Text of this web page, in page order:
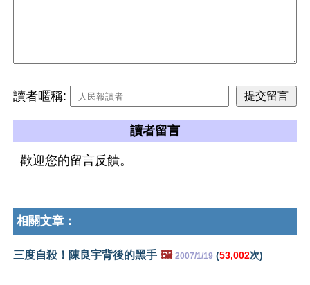
讀者暱稱:
讀者留言
歡迎您的留言反饋。
相關文章：
三度自殺！陳良宇背後的黑手 🖼️ 2007/1/19 (53,002次)